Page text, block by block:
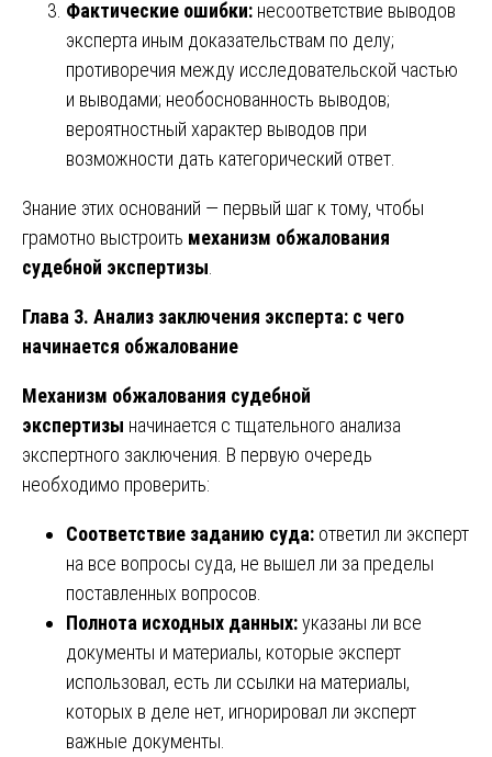
Фактические ошибки: несоответствие выводов
эксперта иным доказательствам по делу;
противоречия между исследовательской частью
и выводами; необоснованность выводов;
вероятностный характер выводов при
возможности дать категорический ответ.
Знание этих оснований — первый шаг к тому, чтобы
грамотно выстроить механизм обжалования
судебной экспертизы
Глава 3. Анализ заключения эксперта: с чего
начинается обжалование
Механизм обжалования судебной
экспертизы начинается с тщательного анализа
экспертного заключения. В первую очередь
необходимо проверить:
Соответствие заданию суда: ответил ли эксперт
на все вопросы суда, не вышел ли за пределы
поставленных вопросов.
Полнота исходных данных:указаны ли все
документы и материалы, которые эксперт
использовал, есть ли ссылки на материалы,
которых в деле нет, игнорировал ли эксперт
важные документы.